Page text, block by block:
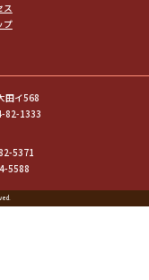
ス
プ
田イ568
82-1333
5371
5588